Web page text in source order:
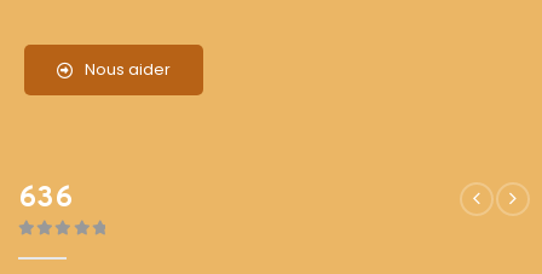
Nous aider
636